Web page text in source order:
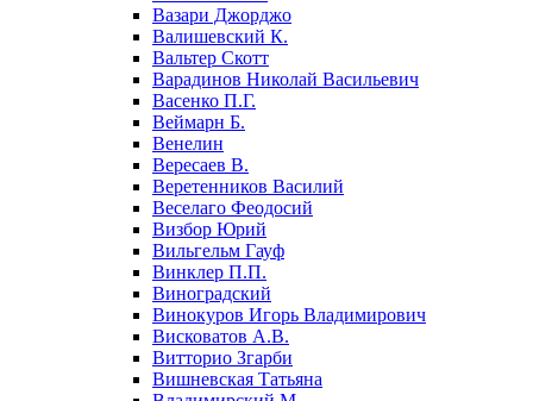
Вазари Джорджо
Валишевский К.
Вальтер Скотт
Варадинов Николай Васильевич
Васенко П.Г.
Веймарн Б.
Венелин
Вересаев В.
Веретенников Василий
Веселаго Феодосий
Визбор Юрий
Вильгельм Гауф
Винклер П.П.
Виноградский
Винокуров Игорь Владимирович
Висковатов А.В.
Витторио Згарби
Вишневская Татьяна